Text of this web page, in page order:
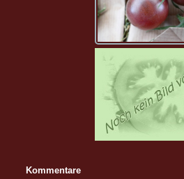
Kommentare